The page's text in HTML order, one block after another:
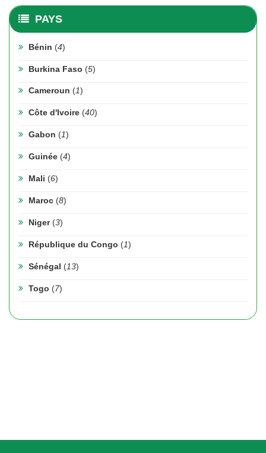
PAYS
Bénin (4)
Burkina Faso (5)
Cameroun (1)
Côte d'Ivoire (40)
Gabon (1)
Guinée (4)
Mali (6)
Maroc (8)
Niger (3)
République du Congo (1)
Sénégal (13)
Togo (7)